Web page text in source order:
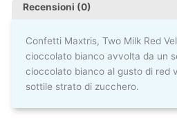
Recensioni (0)
Confetti Maxtris, Two Milk Red
cioccolato bianco avvolta da un
cioccolato bianco al gusto di red
sottile strato di zucchero.